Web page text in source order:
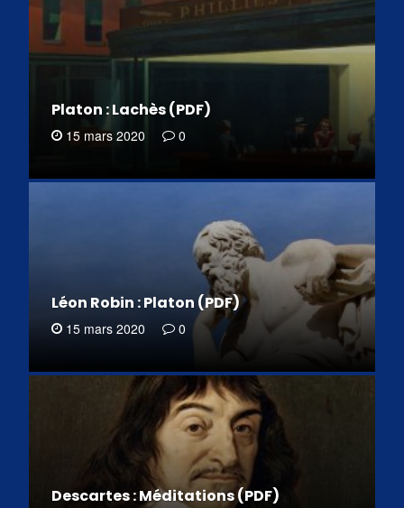
Platon : Lachès (PDF)
15 mars 2020 0
Léon Robin : Platon (PDF)
15 mars 2020 0
Descartes : Méditations (PDF)